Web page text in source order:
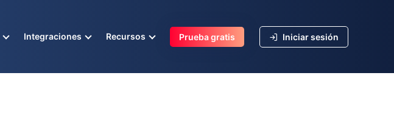
Integraciones Recursos Prueba gratis Iniciar sesión